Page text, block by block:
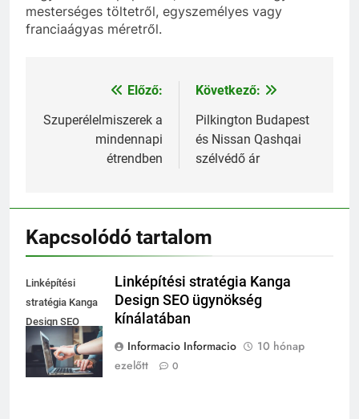
mesterséges töltetről, egyszemélyes vagy
franciaágyas méretről.
Bejegyzés
navigáció
Előző:
Szuperélelmiszerek a
mindennapi
étrendben
Következő:
Pilkington Budapest
és Nissan Qashqai
szélvédő ár
Kapcsolódó tartalom
Linképítési
stratégia Kanga
Design SEO
ügynökség
kínálatában
Linképítési stratégia Kanga
Design SEO ügynökség
kínálatában
Informacio Informacio
10 hónap
ezelőtt
0